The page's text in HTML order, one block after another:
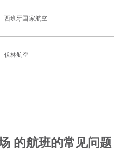
西班牙国家航空
伏林航空
的航班的常见问题